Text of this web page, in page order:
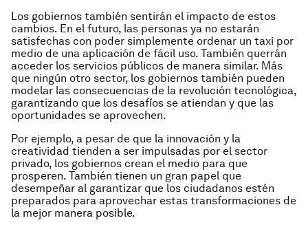
Los gobiernos también sentirán el impacto de estos
cambios. En el futuro, las personas ya no estarán
satisfechas con poder simplemente ordenar un taxi por
medio de una aplicación de fácil uso. También querrán
acceder los servicios públicos de manera similar. Más
que ningún otro sector, los gobiernos también pueden
modelar las consecuencias de la revolución tecnológica,
garantizando que los desafíos se atiendan y que las
oportunidades se aprovechen.
Por ejemplo, a pesar de que la innovación y la
creatividad tienden a ser impulsadas por el sector
privado, los gobiernos crean el medio para que
prosperen. También tienen un gran papel que
desempeñar al garantizar que los ciudadanos estén
preparados para aprovechar estas transformaciones de
la mejor manera posible.